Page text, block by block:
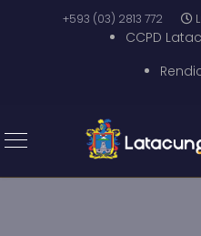
+593 (03) 2813 772
CCPD